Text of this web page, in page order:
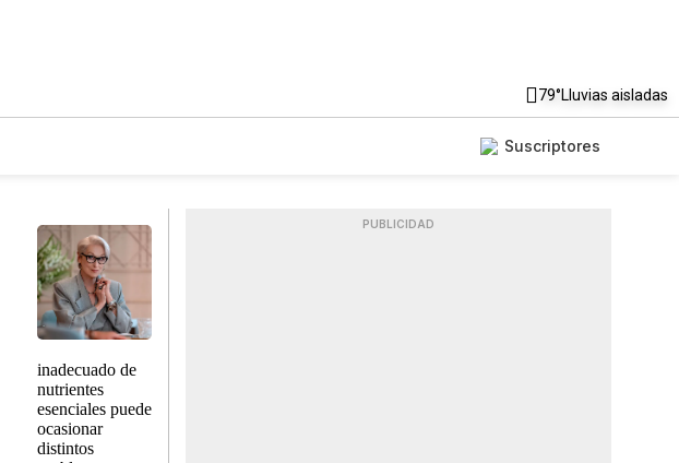
79°Lluvias aisladas
Suscriptores
PUBLICIDAD